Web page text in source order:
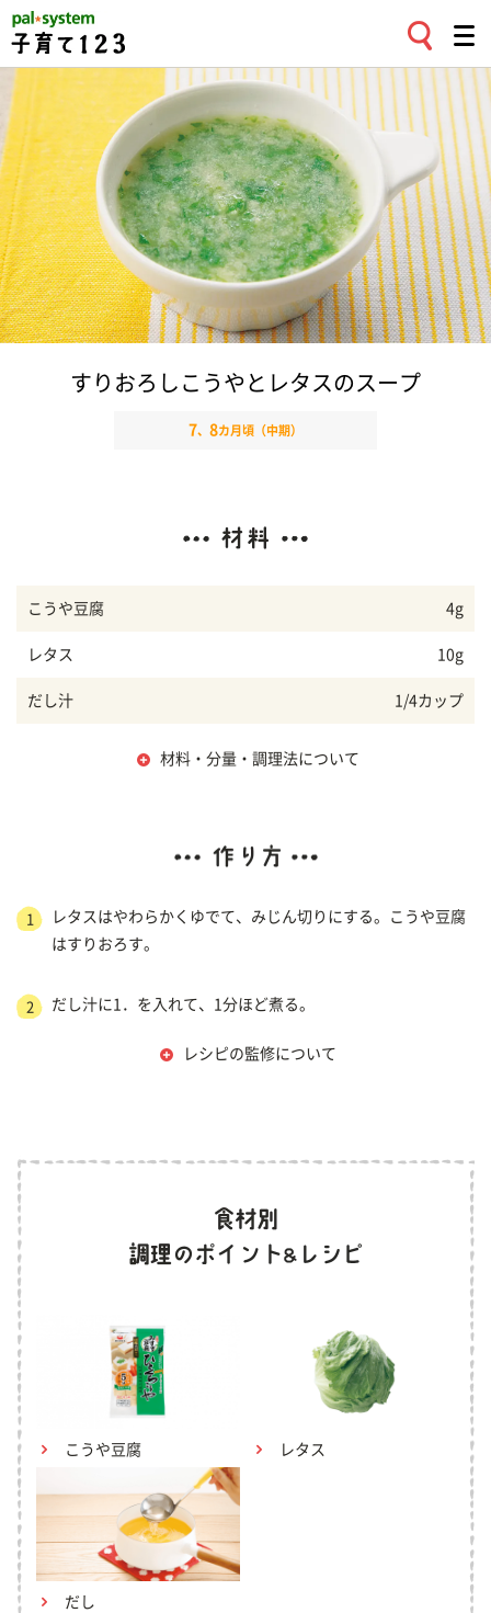
すりおろしこうやとレタスのスープ
7、 8カ月頃（中期）
こうや豆腐 4g
レタス 10g
だし汁 1/4カップ
材料・分量・調理法について
1
レタスはやわらかくゆでて、みじん切りにする。こうや豆腐
はすりおろす。
2 だし汁に1．を入れて、1分ほど煮る。
レシピの監修について
こうや豆腐 レタス
だし